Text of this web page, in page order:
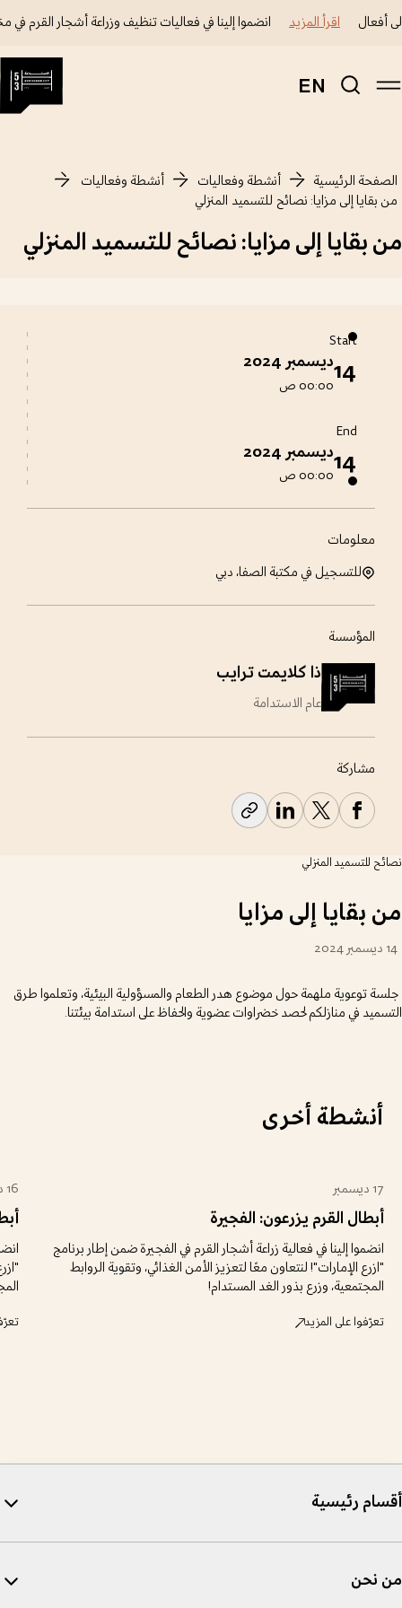
أفعال اقرأ المزيد انضموا إلينا في فعاليات تنظيف وزراعة أشجار القرم في
EN
الصفحة الرئيسية أنشطة وفعاليات
أنشطة وفعاليات
من بقايا إلى مزايا: نصائح للتسميد المنزلي
من بقايا إلى مزايا: نصائح للتسميد المنزلي
نصائح للتسميد المنزلي
من بقايا إلى مزايا
14 ديسمبر 2024
جلسة توعوية ملهمة حول موضوع هدر الطعام والمسؤولية البيئية، وتعلموا طرق
التسميد في منازلكم لحصد خضراوات عضوية والحفاظ على استدامة بيئتنا.
Start
14ديسمبر 2024
00:00 ص
End
14ديسمبر 2024
00:00 ص
معلومات
للتسجيل في مكتبة الصفا، دبي
المؤسسة
ذا كلايمت ترايب
عام الاستدامة
مشاركة
أنشطة أخرى
للعائلة17 ديسمبر
أبطال القرم يزرعون: الفجيرة
انضموا إلينا في فعالية زراعة أشجار القرم في الفجيرة ضمن إطار برنامج
"ازرع الإمارات"! لنتعاون معًا لتعزيز الأمن الغذائي، وتقوية الروابط
المجتمعية، وزرع بذور الغد المستدام!
تعرّفوا على المزيد
16 ديسمبر
أقسام رئيسية
من نحن